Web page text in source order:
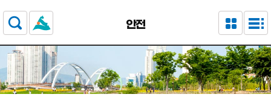
주요 메뉴로 건너뛰기
본문으로가기
안전